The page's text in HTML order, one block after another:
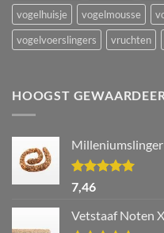
vogelhuisje
vogelmousse
vogelvoerslingers
vruchten
HOOGST
Waardering
5.00
7,46
Vetstaaf Noten